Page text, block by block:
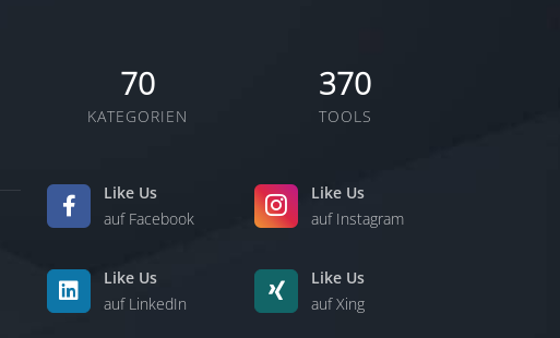
70
KATEGORIEN
370
TOOLS
Like Us
auf Facebook
Like Us
auf Instagram
Like Us
auf LinkedIn
Like Us
auf Xing